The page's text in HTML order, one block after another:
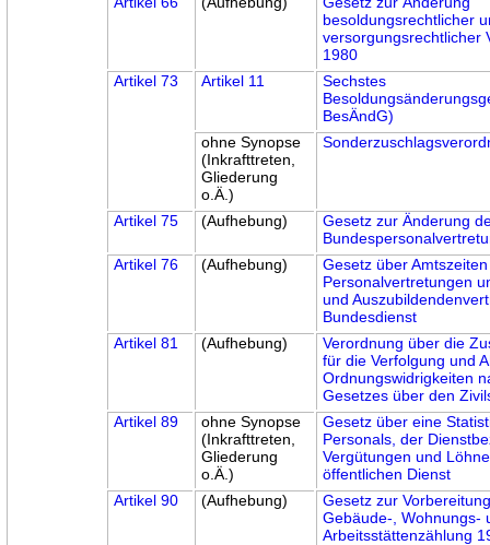
besoldungsrechtlicher
versorgungsrechtlicher
1980
Artikel 73
Artikel 11
Sechstes
BesÄndG)
ohne Synopse
(Inkrafttreten,
Gliederung
o.Ä.)
Artikel 75 (Aufhebung)
Gesetz zur Änderung
Artikel 76
(Aufhebung)
Gesetz über
Personalvertretungen
und
Bundesdienst
Artikel 81
(Aufhebung)
Verordnung über die
für die Verfolgung und
Ordnungswidrigkeiten
Gesetzes über den
Artikel 89
ohne Synopse
(Inkrafttreten,
Gliederung
o.Ä.)
Gesetz über eine
Personals, der
Vergütungen und
öffentlichen Dienst
Artikel 90
(Aufhebung)
Gesetz zur
Gebäude-, Wohnungs-
Arbeitsstättenzählung